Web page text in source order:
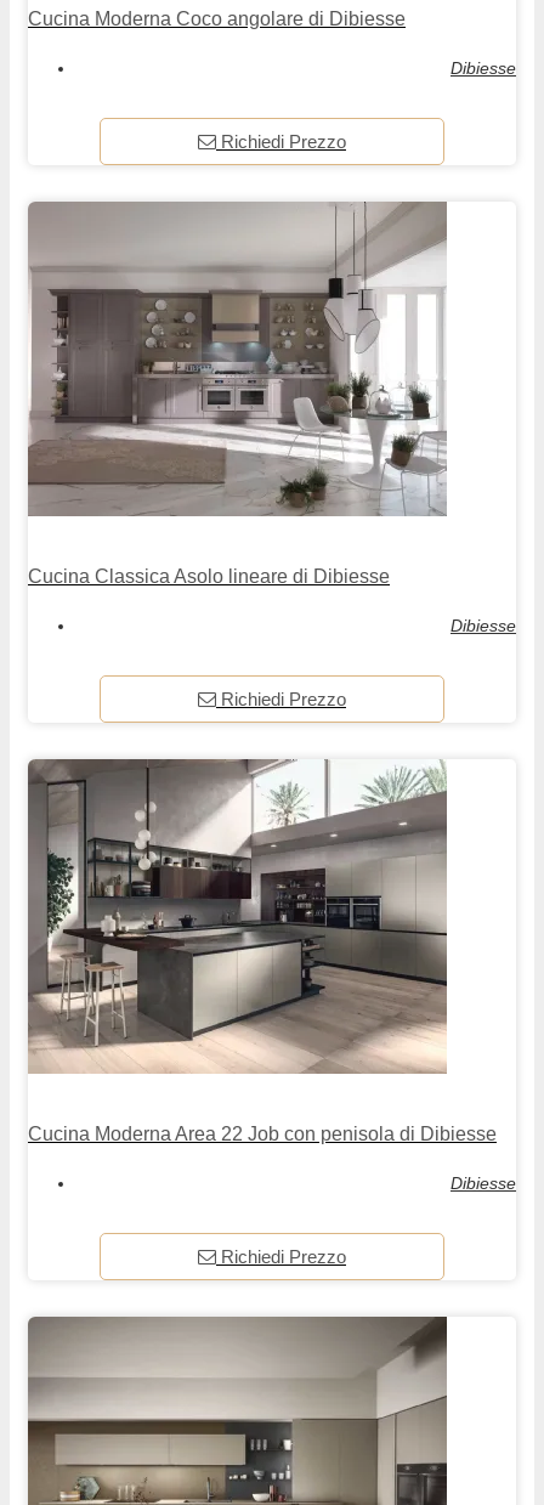
Cucina Moderna Coco angolare di Dibiesse
Dibiesse
Richiedi Prezzo
Cucina Classica Asolo lineare di Dibiesse
Dibiesse
Richiedi Prezzo
Cucina Moderna Area 22 Job con penisola di Dibiesse
Dibiesse
Richiedi Prezzo